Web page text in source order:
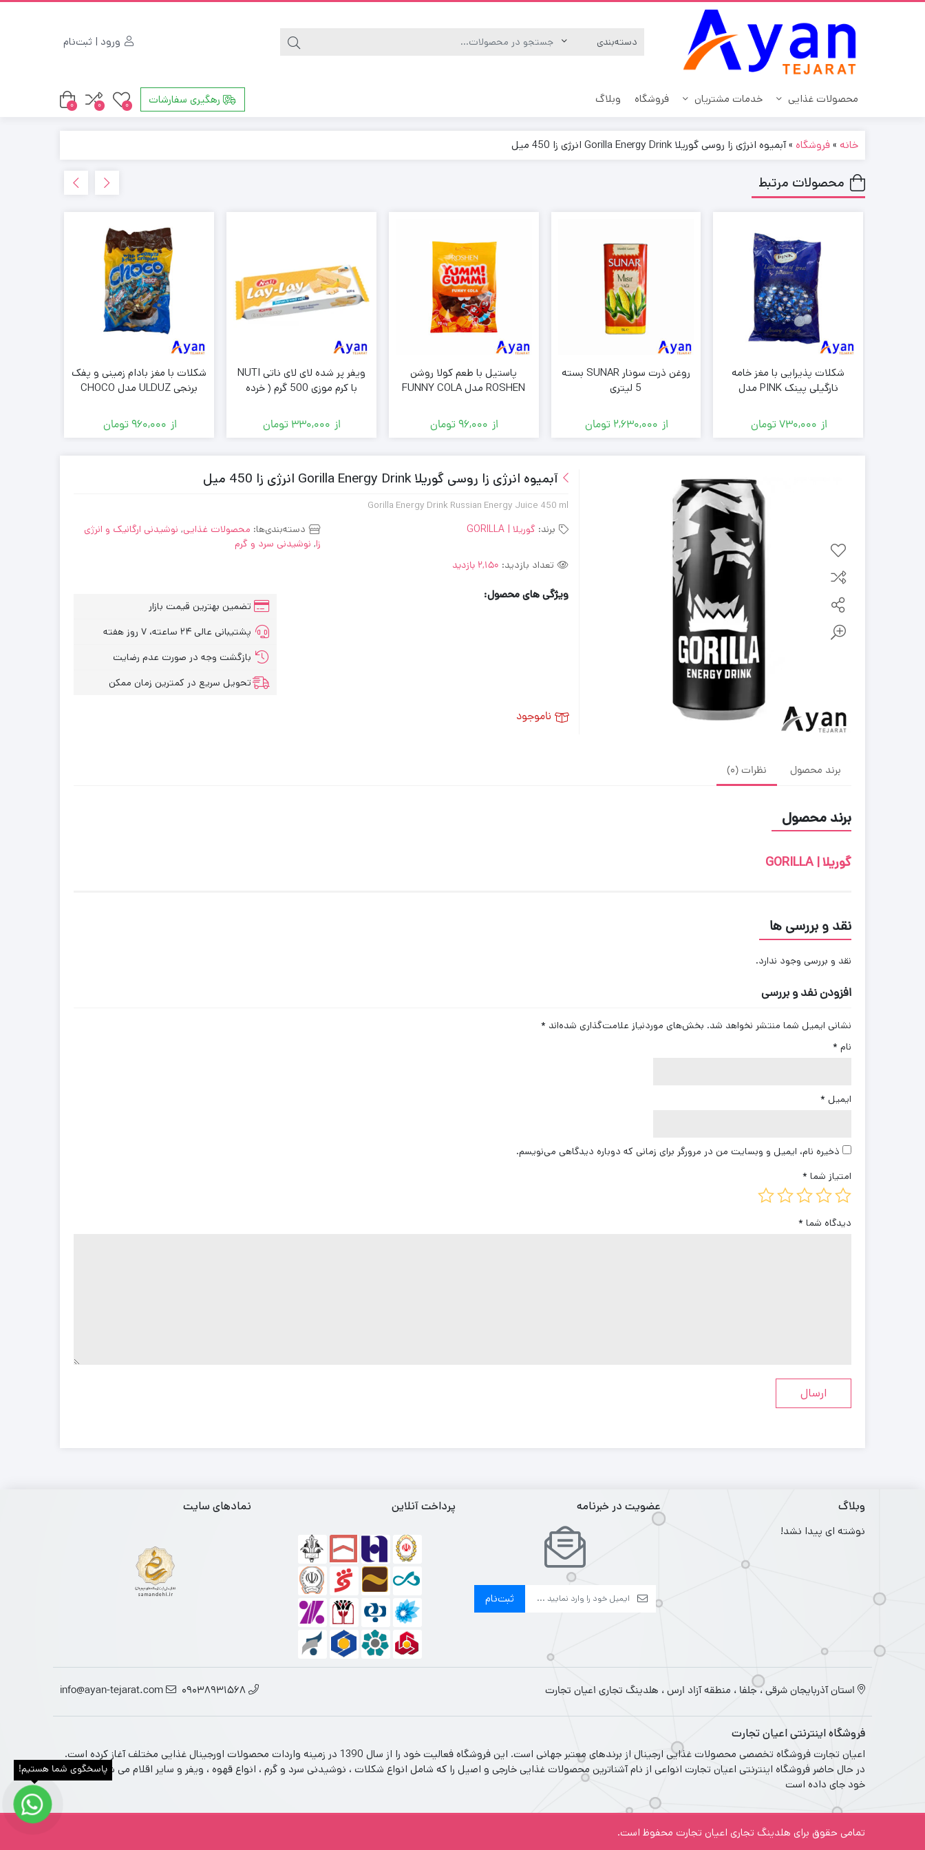
ورود | ثبت‌نام
محصولات غذایی
آب نبات
آدامس و خوشبوکننده دهان
چای و دمنوش
خدمات مشتریان
سیاست حریم خصوصی
نحوه ارسال سفارشات
ارتباط با ما
سوالات متداول
فروشگاه وبلاگ رهگیری سفارشات 0
0
0
خانه »فروشگاه »آبمیوه انرژی زا روسی گوریلا Gorilla Energy Drink انرژی زا 450 میل
محصولات مرتبط
شکلات پذیرایی با مغز خامه
نارگیلی پینک PINK مدل
500 گرمی ( عمده فروشی )از 730,000تومان
روغن ذرت سونار SUNAR بسته
5 لیتری
از 2,630,000 تومان
پاستیل با طعم کولا روشن
ROSHEN مدل FUNNY COLA
از 96,000تومان
ویفر پر شده لای لای ناتی NUTI
با کرم موزی 500 گرم ( خرده
از 330,000 تومان
شکلات با مغز بادام زمینی و پفک
برنجی ULDUZ مدل CHOCO
)
از 960,000تومان
آبمیوه انرژی زا روسی گوریلا Gorilla Energy Drink انرژی زا 450 میل
Gorilla Energy Drink Russian Energy Juice 450 ml
برند: گوریلا | GORILLA دسته‌بندی‌ها: محصولات غذایی, نوشیدنی ارگانیک و انرژی
زا, نوشیدنی سرد و گرم
تعداد بازدید: 2,150 بازدید
ویژگی های محصول:
تضمین بهترین قیمت بازار
پشتیبانی عالی ۲۴ ساعته، ۷ روز هفته
بازگشت وجه در صورت عدم رضایت
تحویل سریع در کمترین زمان ممکن
ناموجود
برند محصول نظرات (0)
برند محصول
گوریلا | GORILLA
نقد و بررسی ها
نقد و بررسی وجود ندارد.
افزودن نفد و بررسی
نشانی ایمیل شما منتشر نخواهد شد. بخش‌های موردنیاز علامت‌گذاری شده‌اند *
نام *
ایمیل *
ذخیره نام، ایمیل و وبسایت من در مرورگر برای زمانی که دوباره دیدگاهی می‌نویسم.
امتیاز شما *
دیدگاه شما *
وبلاگ
نوشته ای پیدا نشد!
عضویت در خبرنامه
ثبت‌نام
پرداخت آنلاین نمادهای سایت
استان آذربایجان شرقی ، جلفا ، منطقه آزاد ارس ، هلدینگ تجاری اعیان تجارت 09038931568
info@ayan-tejarat.com
فروشگاه اینترنتی اعیان تجارت
اعیان تجارت فروشگاه تخصصی محصولات غذایی ارجینال از برندهای معتبر جهانی است. این فروشگاه فعالیت خود را از سال 1390 در زمینه واردات محصولات اورجینال غذایی مختلف آغاز کرده است.
در حال حاضر فروشگاه اینترنتی اعیان تجارت انواعی از نام آشناترین محصولات غذایی خارجی و اصیل را که شامل انواع شکلات ، نوشیدنی سرد و گرم ، انواع قهوه ، ویفر و سایر اقلام می شود را در دل
خود جای داده است
تمامی حقوق برای هلدینگ تجاری اعیان تجارت محفوظ است.
پاسخگوی شما هستیم!